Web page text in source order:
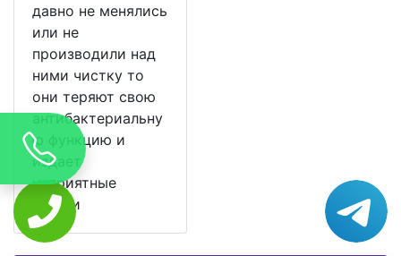
давно не менялись
или не
производили над
ними чистку то
они теряют свою
антибактериальну
ю функцию и
издает
неприятные
запахи